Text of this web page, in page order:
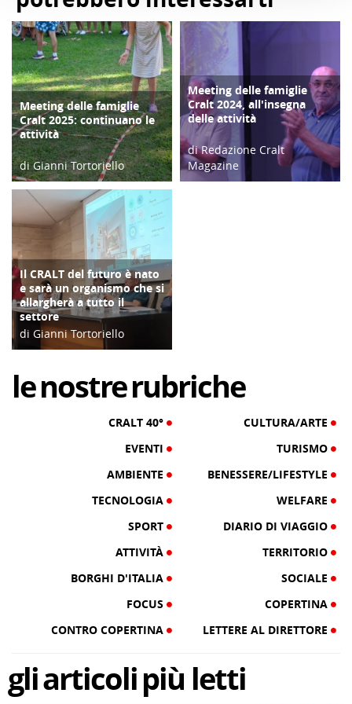
COPERTINA
Meeting delle famiglie
Cralt 2025: continuano le
attività
di Gianni Tortoriello
03/09/25
COPERTINA
Meeting delle famiglie
Cralt 2024, all'insegna
delle attività
di Redazione Cralt
Magazine
COPERTINA
Il CRALT del futuro è nato
e sarà un organismo che si
allargherà a tutto il
settore
di Gianni Tortoriello
lenostrerubriche
CRALT 40°
CULTURA/ARTE
EVENTI
TURISMO
AMBIENTE
BENESSERE/LIFESTYLE
TECNOLOGIA
WELFARE
SPORT
DIARIO DI VIAGGIO
ATTIVITÀ
TERRITORIO
BORGHI D'ITALIA
SOCIALE
FOCUS
COPERTINA
CONTRO COPERTINA
LETTERE AL DIRETTORE
gliarticolipiù letti